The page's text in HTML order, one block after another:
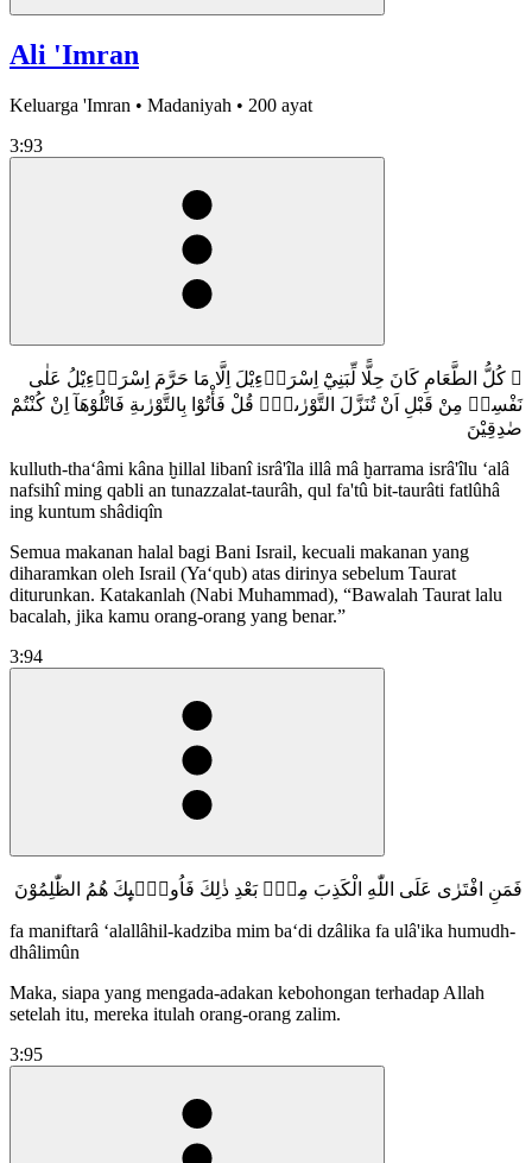
Ali 'Imran
Keluarga 'Imran • Madaniyah • 200 ayat
3:93
۞ كُلُّ الطَّعَامِ كَانَ حِلًّا لِّبَنِيْٓ اِسْرَاۤءِيْلَ اِلَّا مَا حَرَّمَ اِسْرَاۤءِيْلُ عَلٰى
نَفْسِهٖ مِنْ قَبْلِ اَنْ تُنَزَّلَ التَّوْرٰىةُۗ قُلْ فَأْتُوْا بِالتَّوْرٰىةِ فَاتْلُوْهَآ اِنْ كُنْتُمْ
صٰدِقِيْنَ
kulluth-tha‘âmi kâna ḫillal libanî isrâ'îla illâ mâ ḫarrama isrâ'îlu ‘alâ
nafsihî ming qabli an tunazzalat-taurâh, qul fa'tû bit-taurâti fatlûhâ
ing kuntum shâdiqîn
Semua makanan halal bagi Bani Israil, kecuali makanan yang
diharamkan oleh Israil (Ya‘qub) atas dirinya sebelum Taurat
diturunkan. Katakanlah (Nabi Muhammad), “Bawalah Taurat lalu
bacalah, jika kamu orang-orang yang benar.”
3:94
فَمَنِ افْتَرٰى عَلَى اللّٰهِ الْكَذِبَ مِنْۢ بَعْدِ ذٰلِكَ فَاُولٰۤىِٕكَ هُمُ الظّٰلِمُوْنَ
fa maniftarâ ‘alallâhil-kadziba mim ba‘di dzâlika fa ulâ'ika humudh-
dhâlimûn
Maka, siapa yang mengada-adakan kebohongan terhadap Allah
setelah itu, mereka itulah orang-orang zalim.
3:95